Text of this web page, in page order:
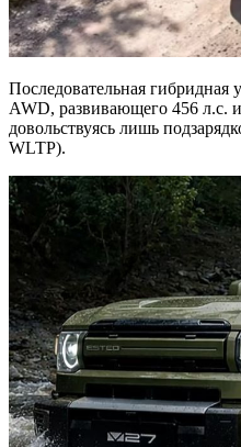
Последовательная гибридная
AWD, развивающего 456 л.с.
довольствуясь лишь
WLTP).